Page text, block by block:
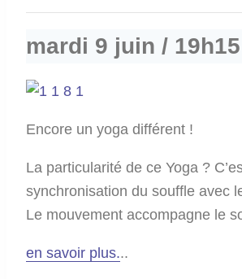
mardi 9 juin / 19h15
Encore un yoga différent !
La particularité de ce Yoga ?
synchronisation du souffle avec
Le mouvement accompagne le
en savoir plus...